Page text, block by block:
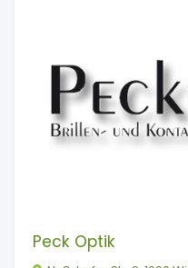
Peck Optik